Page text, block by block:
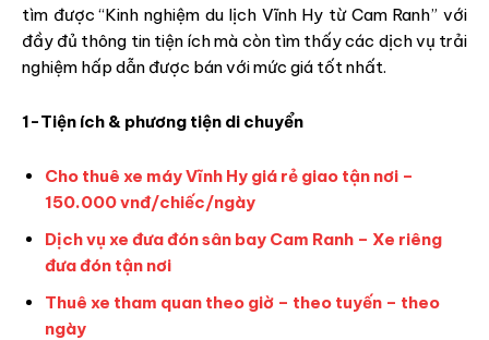
tìm được “Kinh nghiệm du lịch Vĩnh Hy từ Cam Ranh” với
đầy đủ thông tin tiện ích mà còn tìm thấy các dịch vụ trải
nghiệm hấp dẫn được bán với mức giá tốt nhất.
1-Tiện ích & phương tiện di chuyển
Cho thuê xe máy Vĩnh Hy giá rẻ giao tận nơi –
150.000 vnđ/chiếc/ngày
Dịch vụ xe đưa đón sân bay Cam Ranh – Xe riêng
đưa đón tận nơi
Thuê xe tham quan theo giờ – theo tuyến – theo
ngày